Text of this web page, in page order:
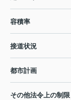
容積率
接道状況
都市計画
その他法令上の制限